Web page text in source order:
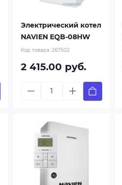
Электрический котел
NAVIEN EQB-08HW
Код товара: 267502
2 415.00 руб.